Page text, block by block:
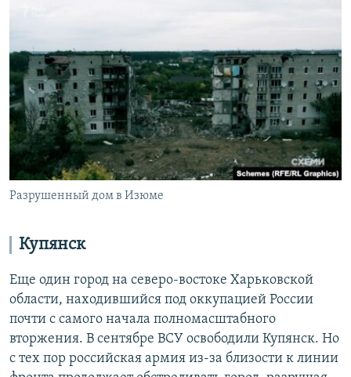
Разрушенный дом в Изюме
Купянск
Еще один город на северо-востоке Харьковской
области, находившийся под оккупацией России
почти с самого начала полномасштабного
вторжения. В сентябре ВСУ освободили Купянск. Но
с тех пор российская армия из-за близости к линии